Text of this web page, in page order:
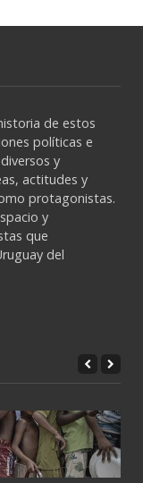
de estos
políticas e
y
actitudes y
protagonistas.
y
que
del